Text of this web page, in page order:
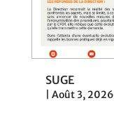
SUGE
Août 3, 2026